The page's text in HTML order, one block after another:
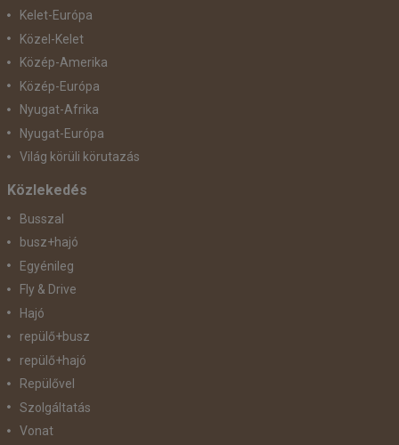
Kelet-Európa
Közel-Kelet
Közép-Amerika
Közép-Európa
Nyugat-Afrika
Nyugat-Európa
Világ körüli körutazás
Közlekedés
Busszal
busz+hajó
Egyénileg
Fly & Drive
Hajó
repülő+busz
repülő+hajó
Repülővel
Szolgáltatás
Vonat